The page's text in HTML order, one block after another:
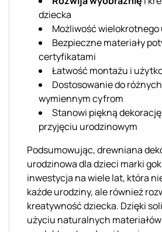
dziecka
Możliwość
Bezpieczne materiały
certyfikatami
Łatwość montażu i
Dostosowanie do
wymiennym cyfrom
Stanowi piękną
przyjęciu urodzinowym
Podsumowując, drewniana
urodzinowa dla dzieci marki
inwestycja na wiele lat, która
każde urodziny, ale również
kreatywność dziecka. Dzięki
użyciu naturalnych